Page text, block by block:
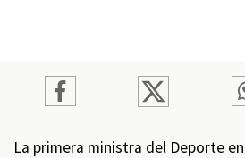
La primera ministra del Deporte